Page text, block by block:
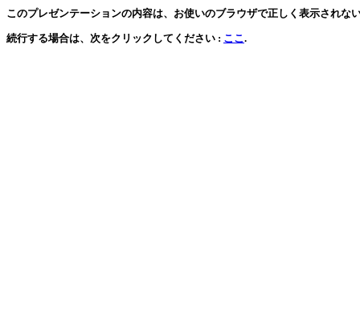
このプレゼンテーションの内容は、お使いのブラウザで正しく表示されな
続行する場合は、次をクリックしてください : ここ.